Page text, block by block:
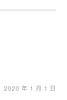
2020 年 1 月 1 日